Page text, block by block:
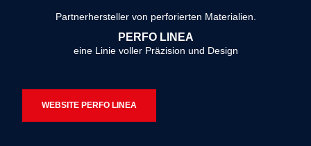
nicht
werden
Partnerhersteller von perforierten Materialien.
PERFO LINEA
eine Linie voller Präzision und Design
WEBSITE PERFO LINEA